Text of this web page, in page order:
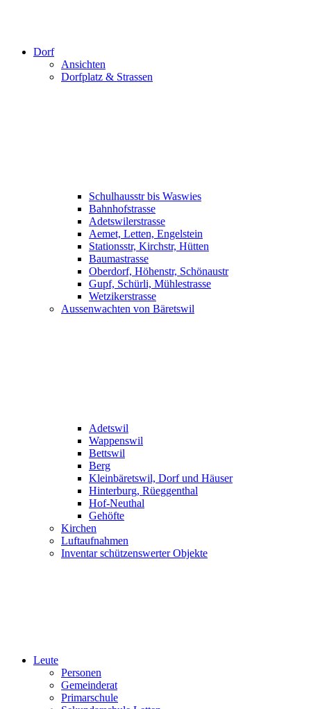
Dorf
Ansichten
Dorfplatz & Strassen
Schulhausstr bis Waswies
Bahnhofstrasse
Adetswilerstrasse
Aemet, Letten, Engelstein
Stationsstr, Kirchstr, Hütten
Baumastrasse
Oberdorf, Höhenstr, Schönaustr
Gupf, Schürli, Mühlestrasse
Wetzikerstrasse
Aussenwachten von Bäretswil
Adetswil
Wappenswil
Bettswil
Berg
Kleinbäretswil, Dorf und Häuser
Hinterburg, Rüeggenthal
Hof-Neuthal
Gehöfte
Kirchen
Luftaufnahmen
Inventar schützenswerter Objekte
Leute
Personen
Gemeinderat
Primarschule